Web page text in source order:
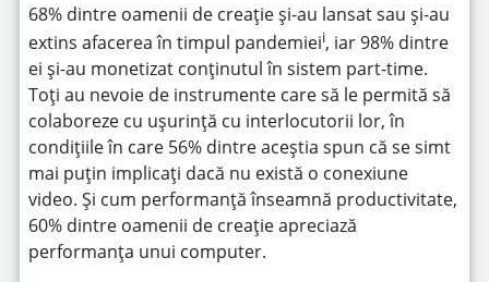
68% dintre oamenii de creație și-au lansat sau și-au
extins afacerea în timpul pandemieii, iar 98% dintre
ei și-au monetizat conținutul în sistem part-time.
Toți au nevoie de instrumente care să le permită să
colaboreze cu ușurință cu interlocutorii lor, în
condițiile în care 56% dintre aceștia spun că se simt
mai puțin implicați dacă nu există o conexiune
video. Și cum performanță înseamnă productivitate,
60% dintre oamenii de creație apreciază
performanța unui computer.